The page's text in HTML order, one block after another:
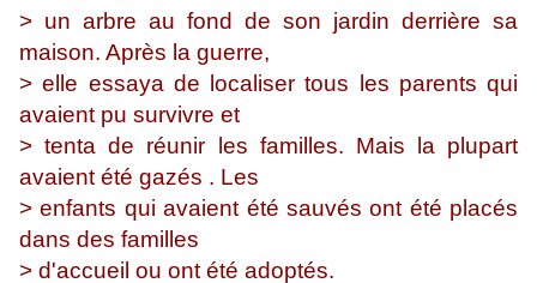
> un arbre au fond de son jardin derrière sa
maison. Après la guerre,
> elle essaya de localiser tous les parents qui
avaient pu survivre et
> tenta de réunir les familles. Mais la plupart
avaient été gazés . Les
> enfants qui avaient été sauvés ont été placés
dans des familles
> d'accueil ou ont été adoptés.